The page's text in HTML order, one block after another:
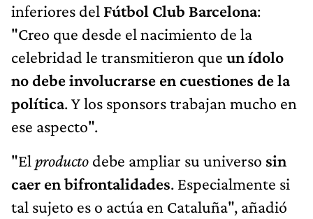
inferiores del Fútbol Club Barcelona:
"Creo que desde el nacimiento de la
celebridad le transmitieron que un ídolo
no debe involucrarse en cuestiones de la
política. Y los sponsors trabajan mucho en
ese aspecto".
"El producto debe ampliar su universo sin
caer en bifrontalidades. Especialmente si
tal sujeto es o actúa en Cataluña", añadió